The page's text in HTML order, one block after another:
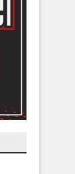
l’esclusione